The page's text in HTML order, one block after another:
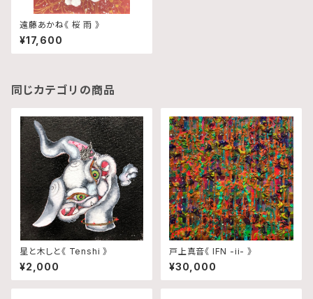
遠藤あかね《 桜 雨 》
¥17,600
同じカテゴリの商品
星と木しと《 Tenshi 》
¥2,000
戸上真音《 IFN -ii- 》
¥30,000